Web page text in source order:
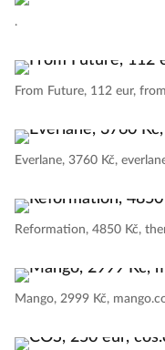
.
From Future, 112 eur,
Everlane, 3760 Kč,
Reformation, 4850 Kč,
Mango, 2999 Kč,